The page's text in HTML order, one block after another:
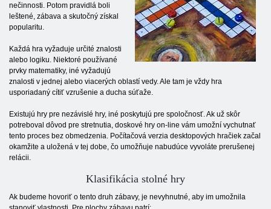
nečinnosti. Potom pravidlá boli
leštené, zábava a skutočný získal
popularitu.
Každá hra vyžaduje určité znalosti
alebo logiku. Niektoré používané
prvky matematiky, iné vyžadujú
znalosti v jednej alebo viacerých oblastí vedy. Ale tam je vždy hra
usporiadaný cítiť vzrušenie a ducha súťaže.
Existujú hry pre nezávislé hry, iné poskytujú pre spoločnosť. Ak už skôr
potreboval dôvod pre stretnutia, doskové hry on-line vám umožní vychutnať
tento proces bez obmedzenia. Počítačová verzia desktopových hračiek začal
okamžite a uložená v tej dobe, čo umožňuje nabudúce vyvoláte prerušenej
relácii.
Klasifikácia stolné hry
Ak budeme hovoriť o tento druh zábavy, je nevyhnutné, aby im umožnila